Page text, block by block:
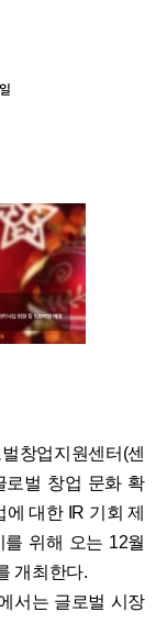
창업지원센터(센
로벌 창업 문화 확
대한 IR 기회 제
위해 오는 12월
개최한다.
서는 글로벌 시장